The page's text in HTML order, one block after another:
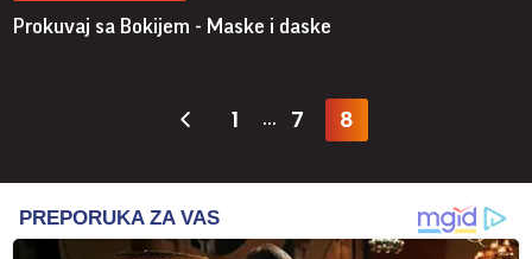
Prokuvaj sa Bokijem - Maske i daske
1 ... 7 8